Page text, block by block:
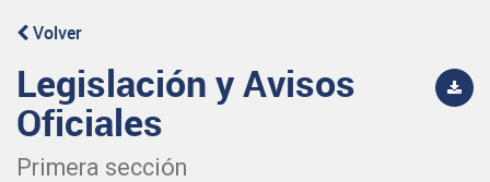
Volver
Legislación y Avisos
Oficiales
Primera sección